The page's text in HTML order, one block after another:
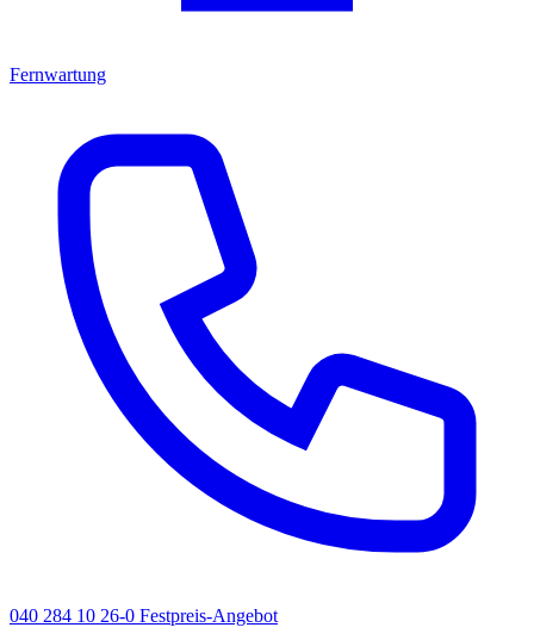
Fernwartung
040 284 10 26-0 Festpreis-Angebot